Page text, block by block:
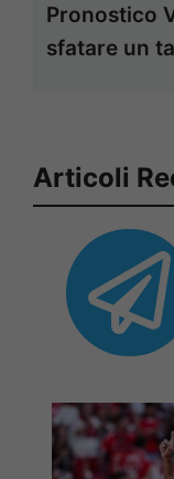
Pronostico
sfatare un
Articoli